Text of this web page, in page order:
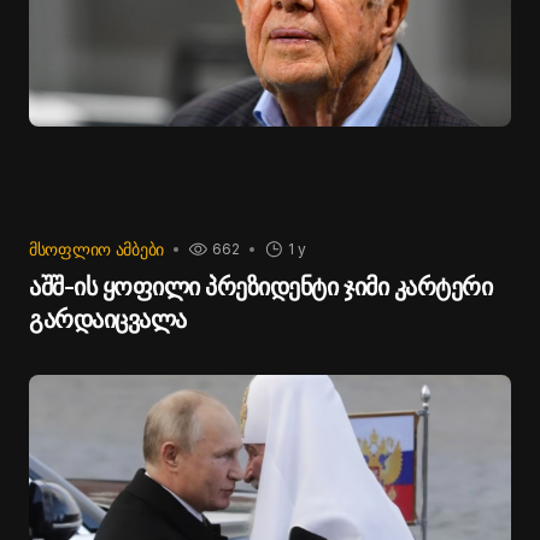
ᲛᲡᲝᲤᲚᲘᲝ ᲐᲛᲑᲔᲑᲘ 1 y
662
აშშ-ის ყოფილი პრეზიდენტი ჯიმი კარტერი
გარდაიცვალა